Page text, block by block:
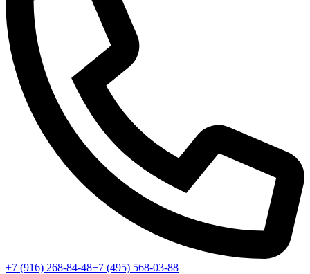
+7 (916) 268-84-48+7 (495) 568-03-88